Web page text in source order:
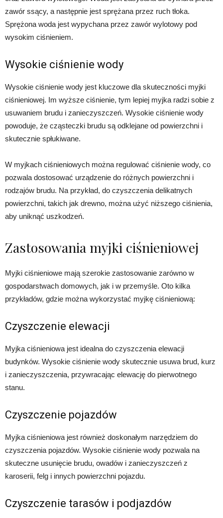
zawór ssący, a następnie jest sprężana przez ruch tłoka.
Sprężona woda jest wypychana przez zawór wylotowy pod
wysokim ciśnieniem.
Wysokie ciśnienie wody
Wysokie ciśnienie wody jest kluczowe dla skuteczności myjki
ciśnieniowej. Im wyższe ciśnienie, tym lepiej myjka radzi sobie z
usuwaniem brudu i zanieczyszczeń. Wysokie ciśnienie wody
powoduje, że cząsteczki brudu są odklejane od powierzchni i
skutecznie spłukiwane.
W myjkach ciśnieniowych można regulować ciśnienie wody, co
pozwala dostosować urządzenie do różnych powierzchni i
rodzajów brudu. Na przykład, do czyszczenia delikatnych
powierzchni, takich jak drewno, można użyć niższego ciśnienia,
aby uniknąć uszkodzeń.
Zastosowania myjki ciśnieniowej
Myjki ciśnieniowe mają szerokie zastosowanie zarówno w
gospodarstwach domowych, jak i w przemyśle. Oto kilka
przykładów, gdzie można wykorzystać myjkę ciśnieniową:
Czyszczenie elewacji
Myjka ciśnieniowa jest idealna do czyszczenia elewacji
budynków. Wysokie ciśnienie wody skutecznie usuwa brud, kurz
i zanieczyszczenia, przywracając elewację do pierwotnego
stanu.
Czyszczenie pojazdów
Myjka ciśnieniowa jest również doskonałym narzędziem do
czyszczenia pojazdów. Wysokie ciśnienie wody pozwala na
skuteczne usunięcie brudu, owadów i zanieczyszczeń z
karoserii, felg i innych powierzchni pojazdu.
Czyszczenie tarasów i podjazdów